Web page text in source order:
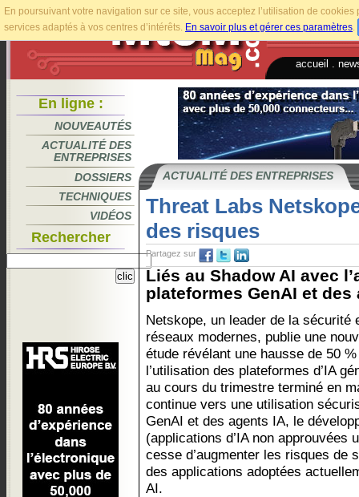
En poursuivant votre navigation sur ce site, vous acceptez l’utilisation de
services adaptés à vos centres d’intérêts. En savoir plus et gérer ces paramètres.
accueil
En ligne :
NOUVEAUTÉS
ACTUALITÉ DES
ENTREPRISES
DOSSIERS
TECHNIQUES
VIDÉOS
Rechercher
ACTUALITÉ DES ENTREPRISES
Threat Labs
des risques
Partagez sur
Liés au Shadow AI avec
plateformes GenAI et des
Netskope, un leader de la sécurité
réseaux modernes, publie une
étude révélant une hausse de 50
l’utilisation des plateformes d’IA
au cours du trimestre terminé en
continue vers une utilisation
GenAI et des agents IA, le
(applications d’IA non approuvées
cesse d’augmenter les risques de
des applications adoptées
AI.